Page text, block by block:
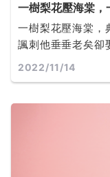
一樹梨花壓海棠
一樹梨花壓海棠，
諷刺他垂垂老矣卻
海棠指紅妝新娘
2022/11/14